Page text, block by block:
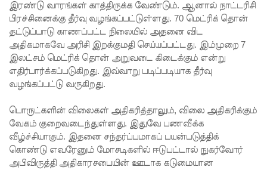
சந்தேகநப
ர்கள் 62
ஆக
உயர்வு
நான்கு
களுக்கு
மண்சரிவு
அபாய
இரண்டு வாரங்கள் காத்திருக்க வேண்டும். ஆனால் நாட்டரிசி
பிரச்சினைக்கு தீர்வு வழங்கப்பட்டுள்ளது. 70 மெட்ரிக் தொன்
தட்டுப்பாடு காணப்பட்ட நிலையில் அதனை விட
அதிகமாகவே அரிசி இறக்குமதி செய்யப்பட்டது. இம்முறை 7
இலட்சம் மெட்ரிக் தொன் அறுவடை கிடைக்கும் என்று
எதிர்பார்க்கப்படுகிறது. இவ்வாறு படிப்படியாக தீர்வு
வழங்கப்பட்டு வருகிறது.
பொருட்களின் விலைகள் அதிகரித்தாலும், விலை அதிகரிக்கும்
வேகம் குறைவடைந்துள்ளது. இதுவே பணவீக்க
வீழ்ச்சியாகும். இதனை சந்தர்ப்பமாகப் பயன்படுத்திக்
கொண்டு எவரேனும் மோசடிகளில் ஈடுபட்டால் நுகர்வோர்
அபிவிருத்தி அதிகாரசபையின் ஊடாக கடுமையான